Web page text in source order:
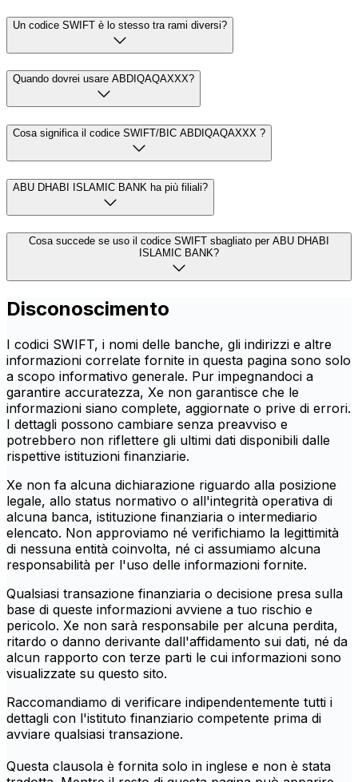
Un codice SWIFT è lo stesso tra rami diversi?
Quando dovrei usare ABDIQAQAXXX?
Cosa significa il codice SWIFT/BIC ABDIQAQAXXX ?
ABU DHABI ISLAMIC BANK ha più filiali?
Cosa succede se uso il codice SWIFT sbagliato per ABU DHABI
ISLAMIC BANK?
Disconoscimento
I codici SWIFT, i nomi delle banche, gli indirizzi e altre
informazioni correlate fornite in questa pagina sono solo
a scopo informativo generale. Pur impegnandoci a
garantire accuratezza, Xe non garantisce che le
informazioni siano complete, aggiornate o prive di errori.
I dettagli possono cambiare senza preavviso e
potrebbero non riflettere gli ultimi dati disponibili dalle
rispettive istituzioni finanziarie.
Xe non fa alcuna dichiarazione riguardo alla posizione
legale, allo status normativo o all'integrità operativa di
alcuna banca, istituzione finanziaria o intermediario
elencato. Non approviamo né verifichiamo la legittimità
di nessuna entità coinvolta, né ci assumiamo alcuna
responsabilità per l'uso delle informazioni fornite.
Qualsiasi transazione finanziaria o decisione presa sulla
base di queste informazioni avviene a tuo rischio e
pericolo. Xe non sarà responsabile per alcuna perdita,
ritardo o danno derivante dall'affidamento sui dati, né da
alcun rapporto con terze parti le cui informazioni sono
visualizzate su questo sito.
Raccomandiamo di verificare indipendentemente tutti i
dettagli con l'istituto finanziario competente prima di
avviare qualsiasi transazione.
Questa clausola è fornita solo in inglese e non è stata